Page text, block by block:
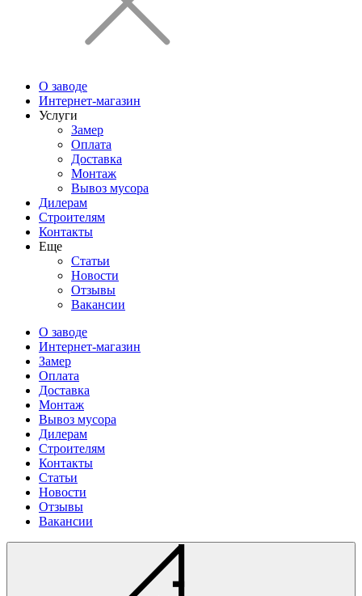
О заводе
Интернет-магазин
Услуги
Замер
Оплата
Доставка
Монтаж
Вывоз мусора
Дилерам
Строителям
Контакты
Еще
Статьи
Новости
Отзывы
Вакансии
О заводе
Интернет-магазин
Замер
Оплата
Доставка
Монтаж
Вывоз мусора
Дилерам
Строителям
Контакты
Статьи
Новости
Отзывы
Вакансии